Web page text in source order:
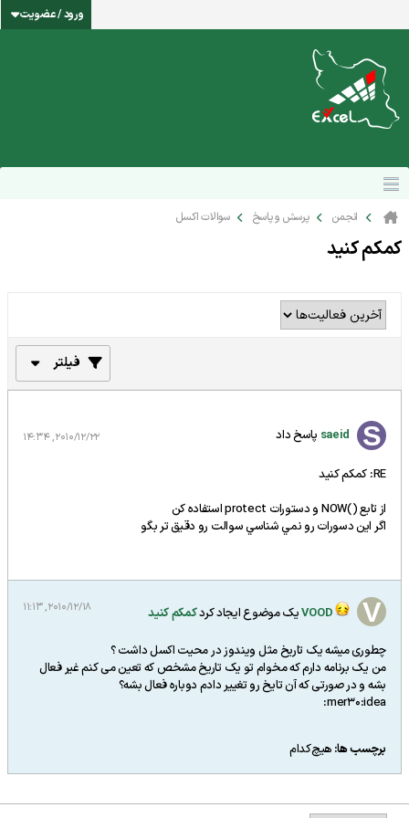
ورود / عضویت
انجمن پرسش و پاسخ سوالات اکسل
کمکم کنید
فیلتر
saeid پاسخ داد 2010/12/22, 14:34
RE: کمکم کنید
از تابع ()NOW و دستورات protect استفاده كن
اگر اين دسورات رو نمي شناسي سوالت رو دقيق تر بگو
VOODیک موضوع ایجاد کردکمکم کنید 2010/12/18, 11:13
چطوری میشه یک تاریخ مثل ویندوز در محیت اکسل داشت ؟
من یک برنامه دارم که مخوام تو یک تاریخ مشخص که تعین می کنم غیر فعال
بشه و در صورتی که آن تایخ رو تغییر دادم دوباره فعال بشه؟
mer30:idea:
برچسب ها: هیچ‌کدام